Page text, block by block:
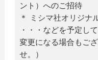
ント）へのご招待
＊ ミシマ社オリジナ
・・・などを予定し
変更になる場合もご
せ。）